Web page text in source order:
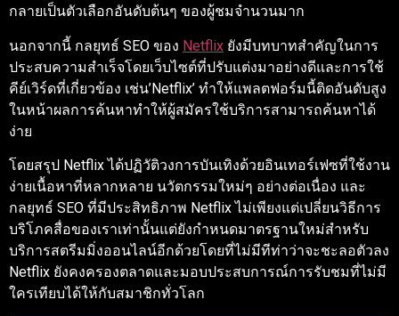
กลายเป็นตัวเลือกอันดับต้นๆ ของผู้ชมจำนวนมาก
นอกจากนี้ กลยุทธ์ SEO ของ Netflix ยังมีบทบาทสำคัญในการ
ประสบความสำเร็จโดยเว็บไซต์ที่ปรับแต่งมาอย่างดีและการใช้
คีย์เวิร์ดที่เกี่ยวข้อง เช่น’Netflix’ ทำให้แพลตฟอร์มนี้ติดอันดับสูง
ในหน้าผลการค้นหาทำให้ผู้สมัครใช้บริการสามารถค้นหาได้
ง่าย
โดยสรุป Netflix ได้ปฏิวัติวงการบันเทิงด้วยอินเทอร์เฟซที่ใช้งาน
ง่ายเนื้อหาที่หลากหลาย นวัตกรรมใหม่ๆ อย่างต่อเนื่อง และ
กลยุทธ์ SEO ที่มีประสิทธิภาพ Netflix ไม่เพียงแต่เปลี่ยนวิธีการ
บริโภคสื่อของเราเท่านั้นแต่ยังกำหนดมาตรฐานใหม่สำหรับ
บริการสตรีมมิ่งออนไลน์อีกด้วยโดยที่ไม่มีทีท่าว่าจะชะลอตัวลง
Netflix ยังคงครองตลาดและมอบประสบการณ์การรับชมที่ไม่มี
ใครเทียบได้ให้กับสมาชิกทั่วโลก